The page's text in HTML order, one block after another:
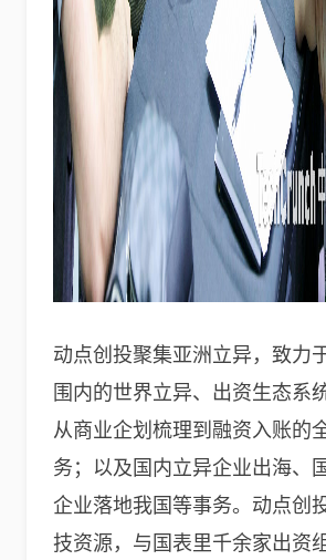
动点创投聚集亚洲立异，致力
围内的世界立异、出资生态系
从商业企划梳理到融资入账的
务；以及国内立异企业出海、
企业落地我国等事务。动点创
技资源，与国表里千余家出资